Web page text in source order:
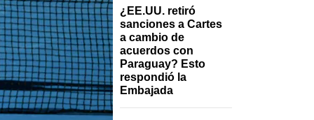
¿EE.UU. retiró
sanciones a Cartes
a cambio de
acuerdos con
Paraguay? Esto
respondió la
Embajada